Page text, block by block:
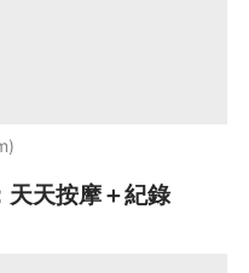
天按摩＋紀錄